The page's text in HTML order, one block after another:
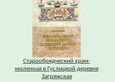
Старообрядческий храм-
моленная в Гуслицкой деревне
Загряжская